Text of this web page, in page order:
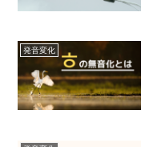
発音変化